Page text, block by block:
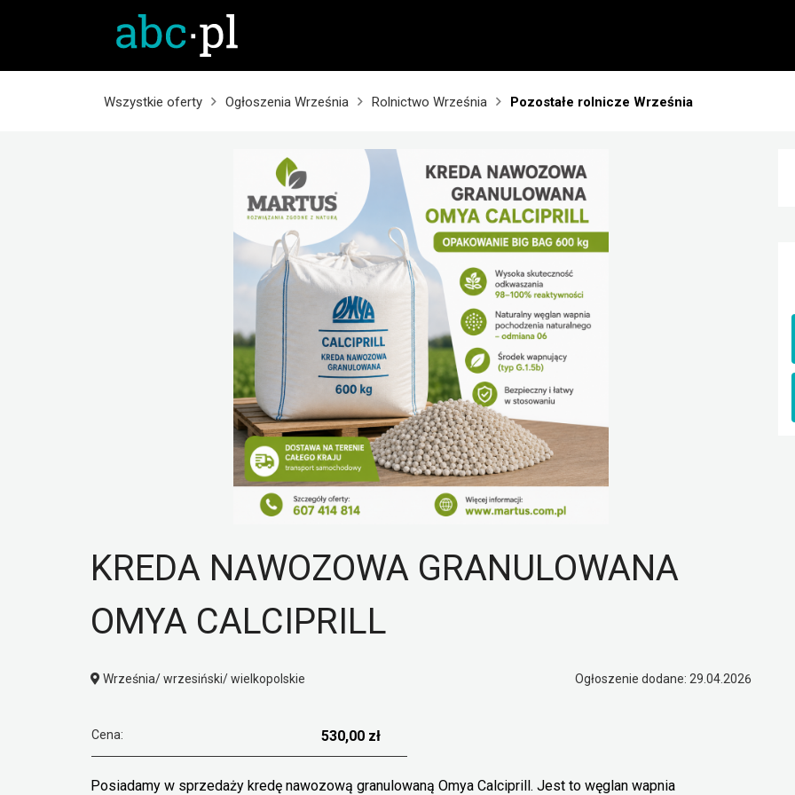
Wszystkie oferty Ogłoszenia Września Rolnictwo Września Pozostałe rolnicze Września
KREDA NAWOZOWA GRANULOWANA
OMYA CALCIPRILL
Września/ wrzesiński/ wielkopolskie Ogłoszenie dodane: 29.04.2026
Cena: 530,00 zł
Posiadamy w sprzedaży kredę nawozową granulowaną Omya Calciprill. Jest to węglan wapnia